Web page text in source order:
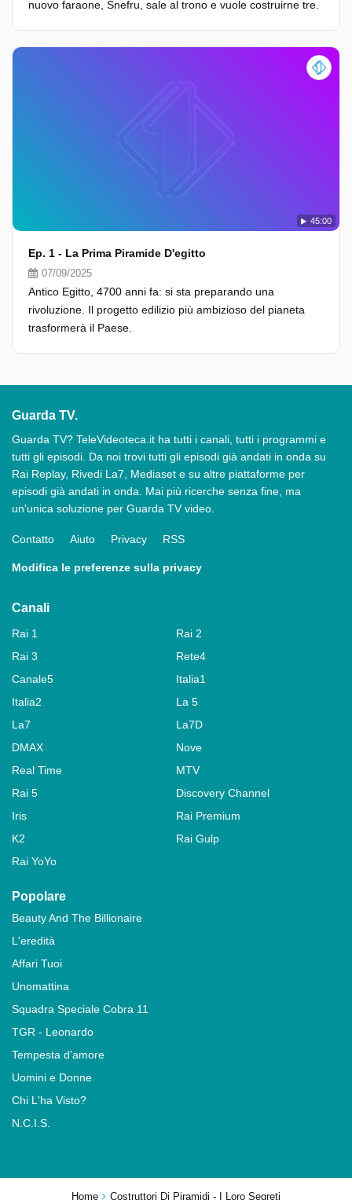
Home Costruttori Di Piramidi - I Loro Segreti
nuovo faraone, Snefru, sale al trono e vuole costruirne tre.
45:00
Ep. 1 - La Prima Piramide D'egitto
07/09/2025
Antico Egitto, 4700 anni fa: si sta preparando una
rivoluzione. Il progetto edilizio più ambizioso del pianeta
trasformerà il Paese.
Guarda TV.
Guarda TV? TeleVideoteca.it ha tutti i canali, tutti i programmi e
tutti gli episodi. Da noi trovi tutti gli episodi già andati in onda su
Rai Replay, Rivedi La7, Mediaset e su altre piattaforme per
episodi già andati in onda. Mai più ricerche senza fine, ma
un'unica soluzione per Guarda TV video.
Contatto Aiuto Privacy RSS
Modifica le preferenze sulla privacy
Canali
Rai 1
Rai 2
Rai 3
Rete4
Canale5
Italia1
Italia2
La 5
La7
La7D
DMAX
Nove
Real Time
MTV
Rai 5
Discovery Channel
Iris
Rai Premium
K2
Rai Gulp
Rai YoYo
Popolare
Beauty And The Billionaire
L'eredità
Affari Tuoi
Unomattina
Squadra Speciale Cobra 11
TGR - Leonardo
Tempesta d'amore
Uomini e Donne
Chi L'ha Visto?
N.C.I.S.